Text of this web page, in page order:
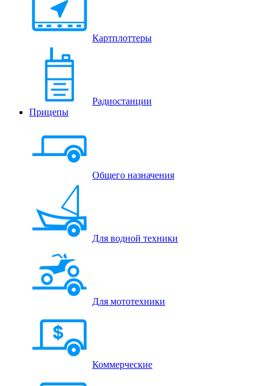
Картплоттеры
Радиостанции
Прицепы
Общего назначения
Для водной техники
Для мототехники
Коммерческие